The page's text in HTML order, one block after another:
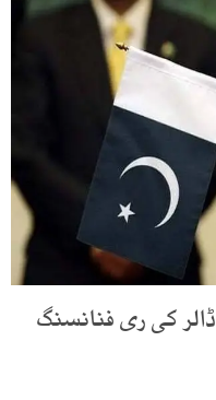
چین سے 1.3 ارب ڈالر کی ری فنانسنگ